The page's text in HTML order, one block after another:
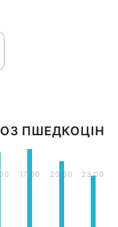
ПШЕДКОЦІН
17:00 20:00 23:00